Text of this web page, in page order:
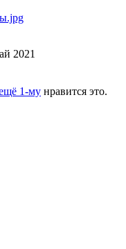
2021
1-му нравится это.